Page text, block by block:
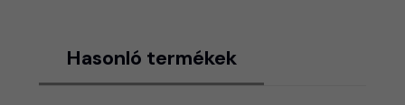
Hasonló termékek